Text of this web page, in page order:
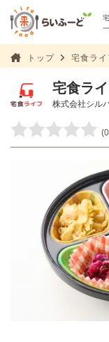
トップ 宅食ライ
宅食ラ
株式会社シル